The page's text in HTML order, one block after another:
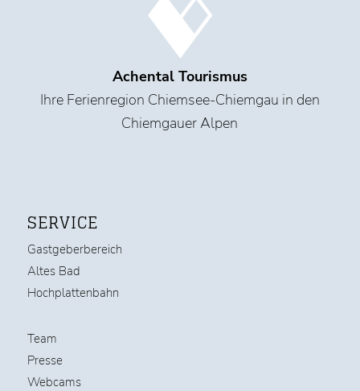
Achental Tourismus
Ihre Ferienregion Chiemsee-Chiemgau in den
Chiemgauer Alpen
SERVICE
Gastgeberbereich
Altes Bad
Hochplattenbahn
Team
Presse
Webcams